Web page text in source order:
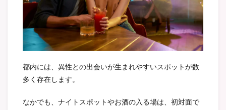
都内には、異性との出会いが生まれやすいスポットが数
多く存在します。
なかでも、ナイトスポットやお酒の入る場は、初対面で